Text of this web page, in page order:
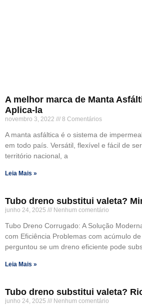
A melhor marca de Manta
Aplica-la
novembro 3, 2022 8 Comentários
A manta asfáltica é o sistema de
em todo país. Versátil, flexível e fácil de
território nacional, a
Leia Mais »
Tubo dreno substitui valeta?
junho 24, 2025 Nenhum comentário
Tubo Dreno Corrugado: A Solução
com Eficiência Problemas com acúmulo
perguntou se um dreno eficiente pode
Leia Mais »
Tubo dreno substitui valeta?
junho 24, 2025 Nenhum comentário